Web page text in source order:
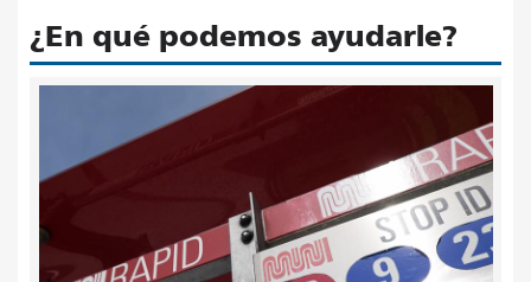
¿En qué podemos ayudarle?